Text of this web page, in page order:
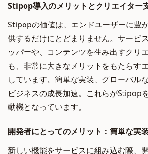
Stipop導入のメリットとクリエイター
Stipopの価値は、エンドユーザーに豊
供するだけにとどまりません。サービ
ッパーや、コンテンツを生み出すクリ
も、非常に大きなメリットをもたらす
しています。簡単な実装、グローバル
ビジネスの成長加速。これらがStipop
動機となっています。
開発者にとってのメリット：簡単な実
新しい機能をサービスに組み込む際、